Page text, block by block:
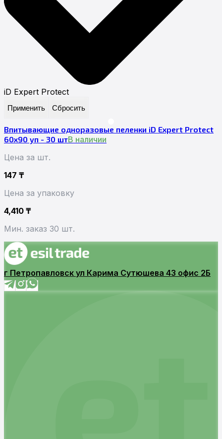
iD Expert Protect
Применить Сбросить
Впитывающие одноразовые пеленки iD Expert Protect
60x90 уп - 30 штВ наличии
Цена за шт.
147 ₸
Цена за упаковку
4,410 ₸
Мин. заказ 30 шт.
г Петропавловск ул Карима Сутюшева 43 офис 2Б